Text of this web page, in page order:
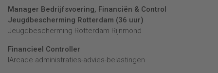
Manager Bedrijfsvoering, Financiën & Control
Jeugdbescherming Rotterdam (36 uur)
Jeugdbescherming Rotterdam Rijnmond
Financieel Controller
lArcade administraties-advies-belastingen